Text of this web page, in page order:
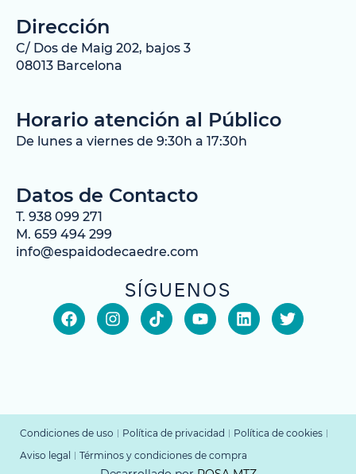
Dirección
C/ Dos de Maig 202, bajos 3
08013 Barcelona
Horario atención al Público
De lunes a viernes de 9:30h a 17:30h
Datos de Contacto
T. 938 099 271
M. 659 494 299
info@espaidodecaedre.com
SÍGUENOS
Condiciones de uso Política de privacidad
Política de cookies
Aviso legal
Términos y condiciones de compra